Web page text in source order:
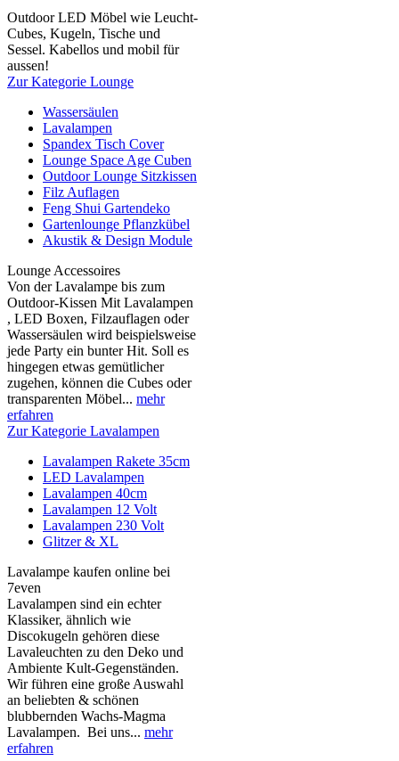
Outdoor LED Möbel wie Leucht-
Cubes, Kugeln, Tische und
Sessel. Kabellos und mobil für
aussen!
Zur Kategorie Lounge
Wassersäulen
Lavalampen
Spandex Tisch Cover
Lounge Space Age Cuben
Outdoor Lounge Sitzkissen
Filz Auflagen
Feng Shui Gartendeko
Gartenlounge Pflanzkübel
Akustik & Design Module
Lounge Accessoires
Von der Lavalampe bis zum
Outdoor-Kissen Mit Lavalampen
, LED Boxen, Filzauflagen oder
Wassersäulen wird beispielsweise
jede Party ein bunter Hit. Soll es
hingegen etwas gemütlicher
zugehen, können die Cubes oder
transparenten Möbel... mehr
erfahren
Zur Kategorie Lavalampen
Lavalampen Rakete 35cm
LED Lavalampen
Lavalampen 40cm
Lavalampen 12 Volt
Lavalampen 230 Volt
Glitzer & XL
Lavalampe kaufen online bei
7even
Lavalampen sind ein echter
Klassiker, ähnlich wie
Discokugeln gehören diese
Lavaleuchten zu den Deko und
Ambiente Kult-Gegenständen.
Wir führen eine große Auswahl
an beliebten & schönen
blubbernden Wachs-Magma
Lavalampen. Bei uns... mehr
erfahren